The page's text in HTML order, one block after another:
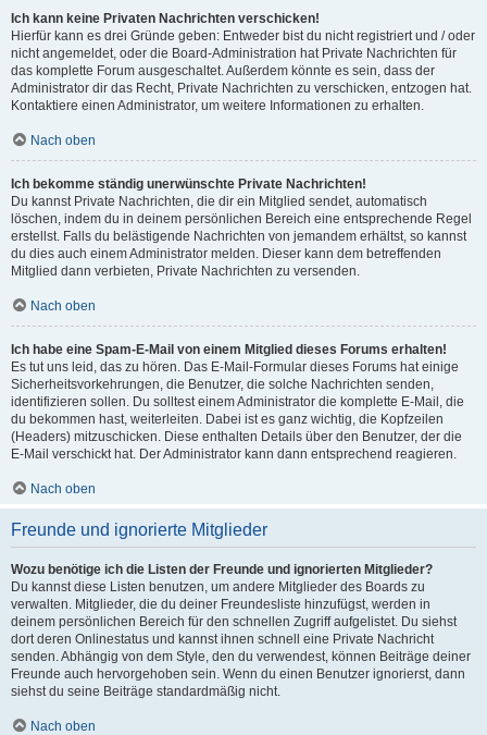
Ich kann keine Privaten Nachrichten verschicken!
Hierfür kann es drei Gründe geben: Entweder bist du nicht registriert und / oder
nicht angemeldet, oder die Board-Administration hat Private Nachrichten für
das komplette Forum ausgeschaltet. Außerdem könnte es sein, dass der
Administrator dir das Recht, Private Nachrichten zu verschicken, entzogen hat.
Kontaktiere einen Administrator, um weitere Informationen zu erhalten.
Nach oben
Ich bekomme ständig unerwünschte Private Nachrichten!
Du kannst Private Nachrichten, die dir ein Mitglied sendet, automatisch
löschen, indem du in deinem persönlichen Bereich eine entsprechende Regel
erstellst. Falls du belästigende Nachrichten von jemandem erhältst, so kannst
du dies auch einem Administrator melden. Dieser kann dem betreffenden
Mitglied dann verbieten, Private Nachrichten zu versenden.
Nach oben
Ich habe eine Spam-E-Mail von einem Mitglied dieses Forums erhalten!
Es tut uns leid, das zu hören. Das E-Mail-Formular dieses Forums hat einige
Sicherheitsvorkehrungen, die Benutzer, die solche Nachrichten senden,
identifizieren sollen. Du solltest einem Administrator die komplette E-Mail, die
du bekommen hast, weiterleiten. Dabei ist es ganz wichtig, die Kopfzeilen
(Headers) mitzuschicken. Diese enthalten Details über den Benutzer, der die
E-Mail verschickt hat. Der Administrator kann dann entsprechend reagieren.
Nach oben
Freunde und ignorierte Mitglieder
Wozu benötige ich die Listen der Freunde und ignorierten Mitglieder?
Du kannst diese Listen benutzen, um andere Mitglieder des Boards zu
verwalten. Mitglieder, die du deiner Freundesliste hinzufügst, werden in
deinem persönlichen Bereich für den schnellen Zugriff aufgelistet. Du siehst
dort deren Onlinestatus und kannst ihnen schnell eine Private Nachricht
senden. Abhängig von dem Style, den du verwendest, können Beiträge deiner
Freunde auch hervorgehoben sein. Wenn du einen Benutzer ignorierst, dann
siehst du seine Beiträge standardmäßig nicht.
Nach oben